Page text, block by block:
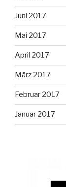
Juni 2017
Mai 2017
April 2017
März 2017
Februar 2017
Januar 2017